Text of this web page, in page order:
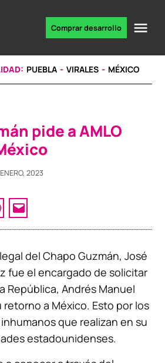
noticias
Comprar desarrollo
PUEBLA VIRALES MÉXICO
pide a AMLO
2023
del Chapo Guzmán, José
fue el encargado de solicitar
República, Andrés Manuel
retorno a México. Esto por los
que realizan en su
estadounidenses.